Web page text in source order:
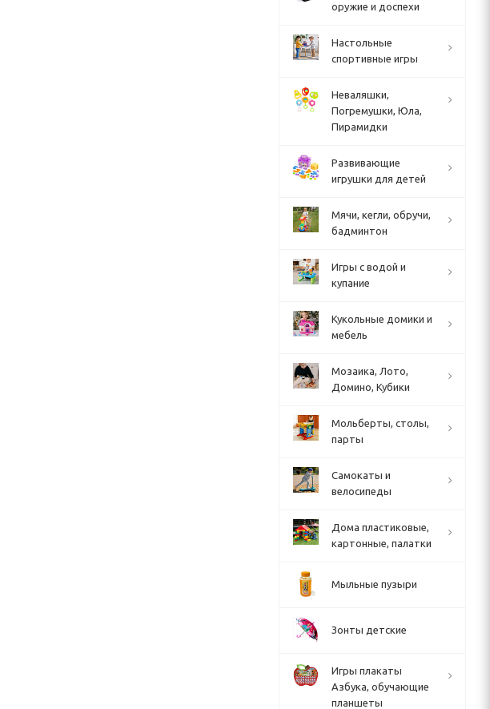
оружие и доспехи
Настольные
спортивные игры
Неваляшки,
Погремушки, Юла,
Пирамидки
Развивающие
игрушки для детей
Мячи, кегли, обручи,
бадминтон
Игры с водой и
купание
Кукольные домики и
мебель
Мозаика, Лото,
Домино, Кубики
Мольберты, столы,
парты
Cамокаты и
велосипеды
Дома пластиковые,
картонные, палатки
Мыльные пузыри
Зонты детские
Игры плакаты
Азбука, обучающие
планшеты